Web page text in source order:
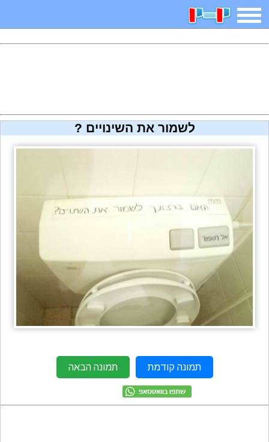
משחקים בדיחות חידות חיפוש
יצירה משחקי בנות
מתכונים טריוויה מגניבים
לשמור את השינויים ?
תמונה קודמת תמונה הבאה